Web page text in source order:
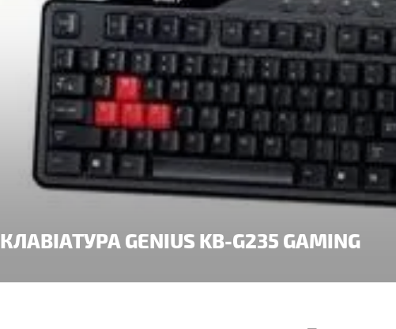
КЛАВІАТУРА GENIUS KB-G235 GAMING